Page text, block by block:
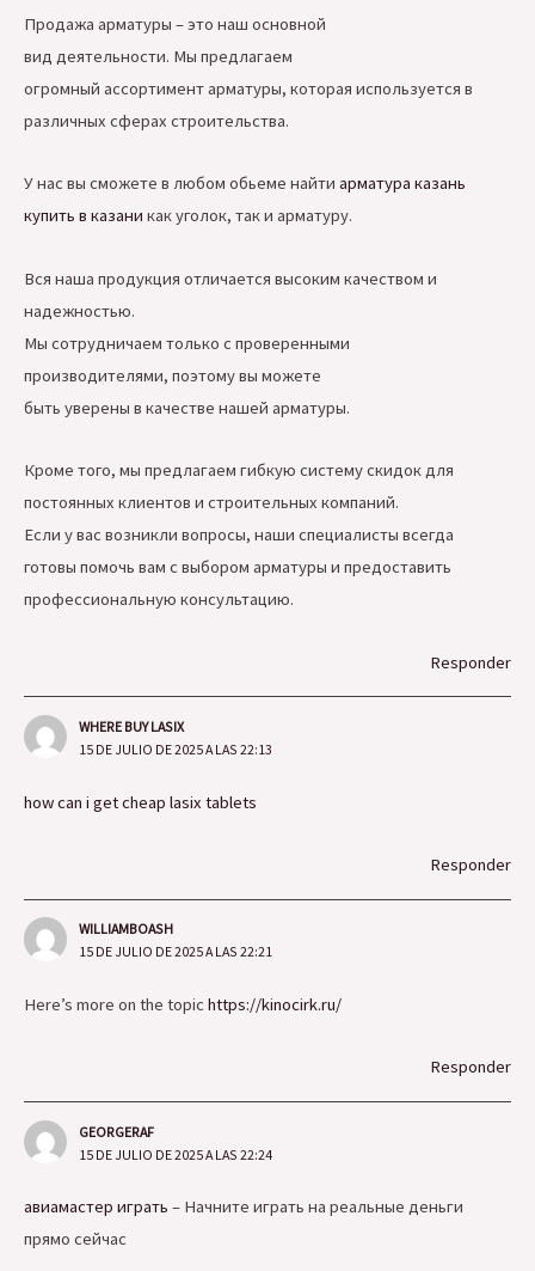
Продажа арматуры – это наш основной
вид деятельности. Мы предлагаем
огромный ассортимент арматуры, которая используется в
различных сферах строительства.
У нас вы сможете в любом обьеме найти арматура казань
купить в казани как уголок, так и арматуру.
Вся наша продукция отличается высоким качеством и
надежностью.
Мы сотрудничаем только с проверенными
производителями, поэтому вы можете
быть уверены в качестве нашей арматуры.
Кроме того, мы предлагаем гибкую систему скидок для
постоянных клиентов и строительных компаний.
Если у вас возникли вопросы, наши специалисты всегда
готовы помочь вам с выбором арматуры и предоставить
профессиональную консультацию.
Responder
WHERE BUY LASIX
15 DE JULIO DE 2025 A LAS 22:13
how can i get cheap lasix tablets
Responder
WILLIAMBOASH
15 DE JULIO DE 2025 A LAS 22:21
Here’s more on the topic https://kinocirk.ru/
Responder
GEORGERAF
15 DE JULIO DE 2025 A LAS 22:24
авиамастер играть – Начните играть на реальные деньги
прямо сейчас